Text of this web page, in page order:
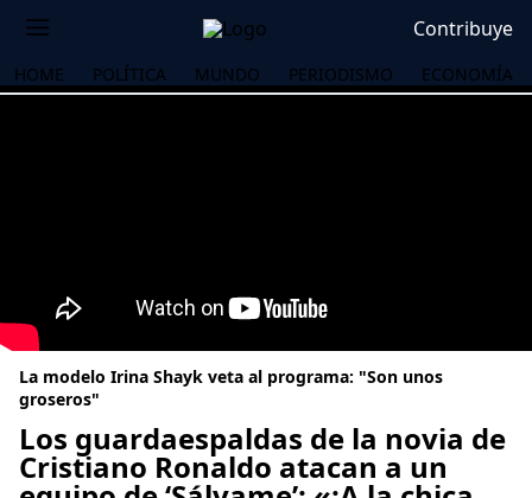
Contribuye
HOME POLÍTICA MUNDO PERIODISMO ECONOMÍA
La modelo Irina Shayk veta al programa: "Son unos
groseros"
Los guardaespaldas de la novia de
Cristiano Ronaldo atacan a un